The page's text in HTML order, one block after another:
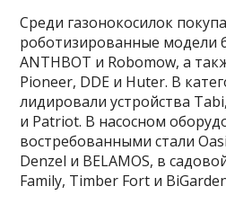
Среди газонокосилок
роботизированные модели
ANTHBOT и Robomow, а
Pioneer, DDE и Huter. В
лидировали устройства
и Patriot. В насосном
востребованными стали
Denzel и BELAMOS, в
Family, Timber Fort и